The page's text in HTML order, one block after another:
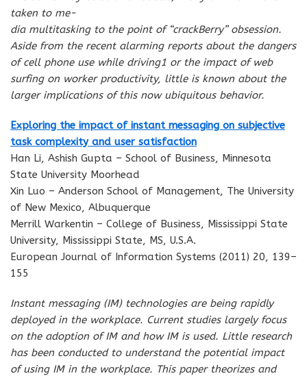
taken to me-
dia multitasking to the point of “crackBerry” obsession.
Aside from the recent alarming reports about the dangers
of cell phone use while driving1 or the impact of web
surfing on worker productivity, little is known about the
larger implications of this now ubiquitous behavior.
Exploring the impact of instant messaging on subjective
task complexity and user satisfaction
Han Li, Ashish Gupta – School of Business, Minnesota
State University Moorhead
Xin Luo – Anderson School of Management, The University
of New Mexico, Albuquerque
Merrill Warkentin – College of Business, Mississippi State
University, Mississippi State, MS, U.S.A.
European Journal of Information Systems (2011) 20, 139–
155
Instant messaging (IM) technologies are being rapidly
deployed in the workplace. Current studies largely focus
on the adoption of IM and how IM is used. Little research
has been conducted to understand the potential impact
of using IM in the workplace. This paper theorizes and